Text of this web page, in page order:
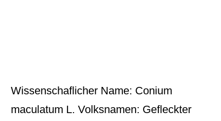
Wissenschaflicher Name: Conium
maculatum L. Volksnamen: Gefleckter